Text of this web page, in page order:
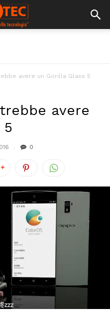
avere un Gorilla Glass 5
avere
5
0